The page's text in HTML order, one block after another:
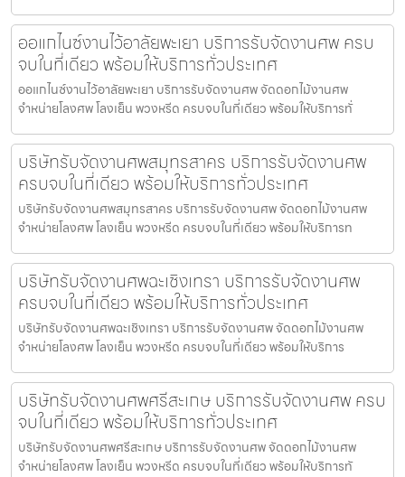
ออแกไนซ์งานไว้อาลัยพะเยา บริการรับจัดงานศพ ครบ
จบในที่เดียว พร้อมให้บริการทั่วประเทศ
ออแกไนซ์งานไว้อาลัยพะเยา บริการรับจัดงานศพ จัดดอกไม้งานศพ
จำหน่ายโลงศพ โลงเย็น พวงหรีด ครบจบในที่เดียว พร้อมให้บริการทั่
บริษัทรับจัดงานศพสมุทรสาคร บริการรับจัดงานศพ
ครบจบในที่เดียว พร้อมให้บริการทั่วประเทศ
บริษัทรับจัดงานศพสมุทรสาคร บริการรับจัดงานศพ จัดดอกไม้งานศพ
จำหน่ายโลงศพ โลงเย็น พวงหรีด ครบจบในที่เดียว พร้อมให้บริการท
บริษัทรับจัดงานศพฉะเชิงเทรา บริการรับจัดงานศพ
ครบจบในที่เดียว พร้อมให้บริการทั่วประเทศ
บริษัทรับจัดงานศพฉะเชิงเทรา บริการรับจัดงานศพ จัดดอกไม้งานศพ
จำหน่ายโลงศพ โลงเย็น พวงหรีด ครบจบในที่เดียว พร้อมให้บริการ
บริษัทรับจัดงานศพศรีสะเกษ บริการรับจัดงานศพ ครบ
จบในที่เดียว พร้อมให้บริการทั่วประเทศ
บริษัทรับจัดงานศพศรีสะเกษ บริการรับจัดงานศพ จัดดอกไม้งานศพ
จำหน่ายโลงศพ โลงเย็น พวงหรีด ครบจบในที่เดียว พร้อมให้บริการทั